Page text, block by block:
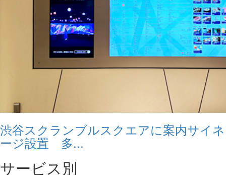
渋谷スクランブルスクエアに案内サイネ
ージ設置 多...
サービス別